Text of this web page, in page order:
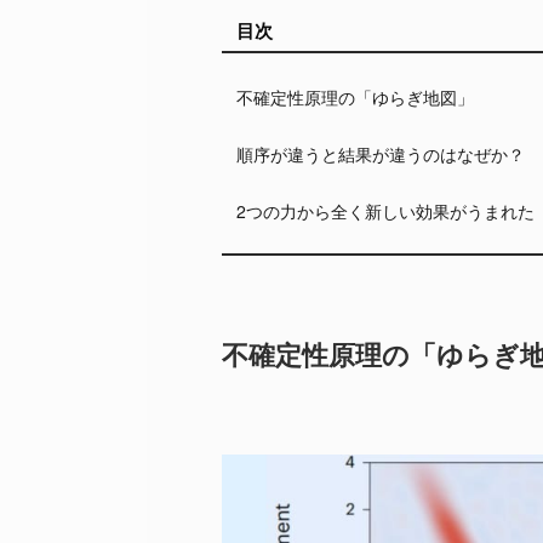
目次
不確定性原理の「ゆらぎ地図」
順序が違うと結果が違うのはなぜか？
2つの力から全く新しい効果がうまれた
不確定性原理の「ゆらぎ